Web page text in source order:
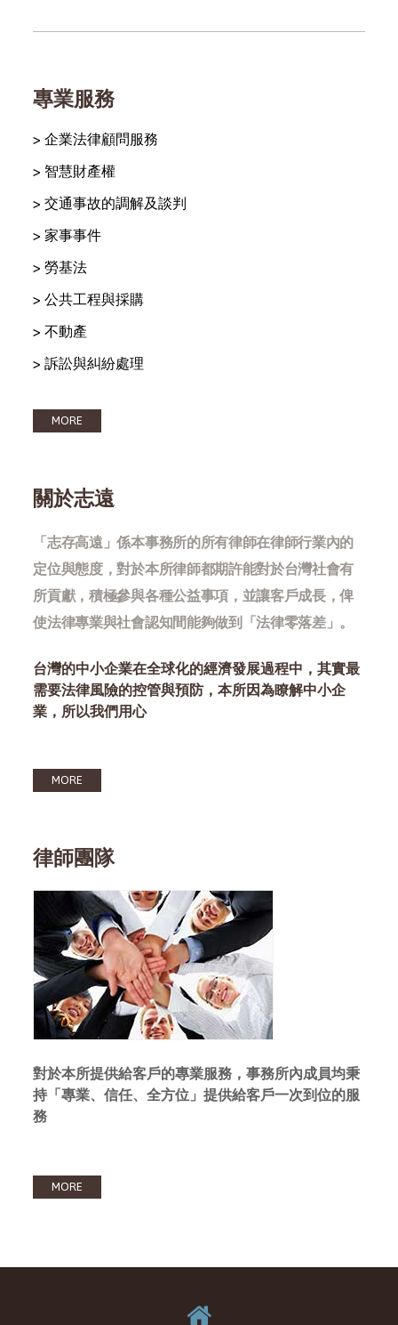
專業服務
> 企業法律顧問服務
> 智慧財產權
> 交通事故的調解及談判
> 家事事件
> 勞基法
> 公共工程與採購
> 不動產
> 訴訟與糾紛處理
MORE
關於志遠
「志存高遠」係本事務所的所有律師在律師行業內的
定位與態度，對於本所律師都期許能對於台灣社會有
所貢獻，積極參與各種公益事項，並讓客戶成長，俾
使法律專業與社會認知間能夠做到「法律零落差」。
台灣的中小企業在全球化的經濟發展過程中，其實最
需要法律風險的控管與預防，本所因為瞭解中小企
業，所以我們用心
MORE
律師團隊
對於本所提供給客戶的專業服務，事務所內成員均秉
持「專業、信任、全方位」提供給客戶一次到位的服
務
MORE